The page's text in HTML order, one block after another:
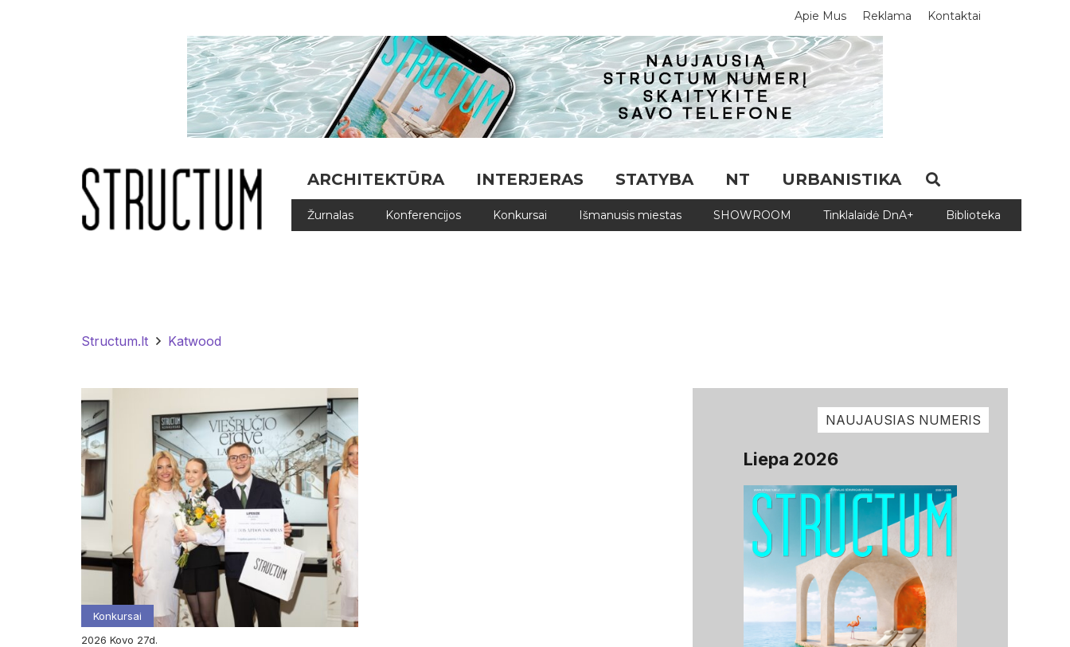
Apie Mus Reklama Kontaktai
ARCHITEKTŪRA INTERJERAS STATYBA NT URBANISTIKA
Žurnalas Konferencijos Konkursai Išmanusis miestas SHOWROOM Tinklalaidė DnA+ Biblioteka
Structum.lt Katwood
Konkursai
2026
kovo 27d.
NAUJAUSIAS NUMERIS
Liepa 2026